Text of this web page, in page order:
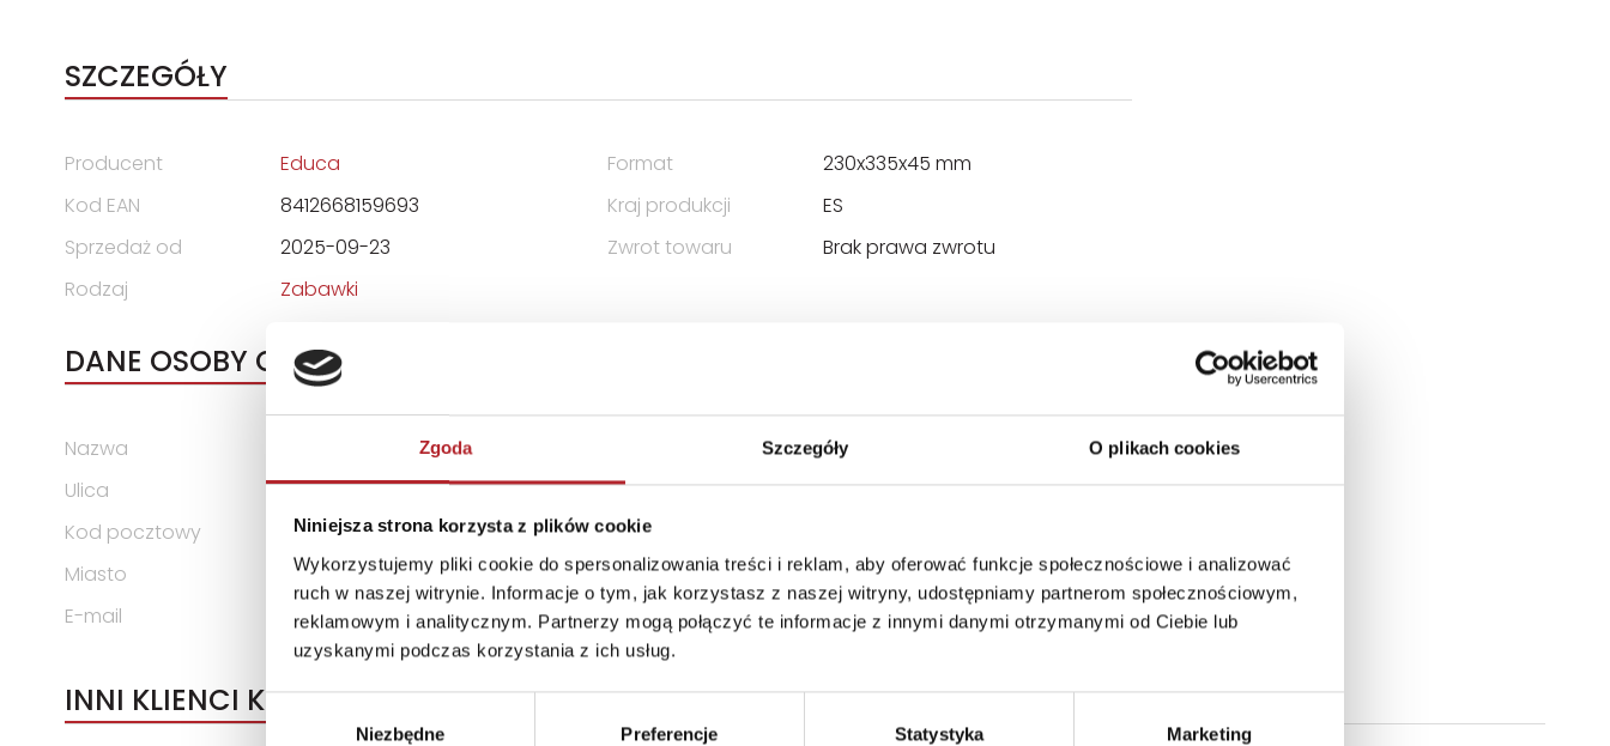
Zgoda Szczegóły O plikach cookies
Niniejsza strona korzysta z plików cookie
Wykorzystujemy pliki cookie do spersonalizowania treści i reklam, aby oferować funkcje społecznościowe i analizować
ruch w naszej witrynie. Informacje o tym, jak korzystasz z naszej witryny, udostępniamy partnerom społecznościowym,
reklamowym i analitycznym. Partnerzy mogą połączyć te informacje z innymi danymi otrzymanymi od Ciebie lub
uzyskanymi podczas korzystania z ich usług.
Niezbędne Preferencje Statystyka Marketing
SZCZEGÓŁY
Producent
Educa
Kod EAN
8412668159693
Sprzedaż od
2025-09-23
Rodzaj
Zabawki
Format
230x335x45 mm
Kraj produkcji
ES
Zwrot towaru
Brak prawa zwrotu
DANE OSOBY ODPOWIEDZIALNEJ
Nazwa
EDUCA BORRAS, S.A.U.
Ulica
C/ OSONA, 1
Kod pocztowy
08192
Miasto
SANT QUIRZE DEL VALLES (BARCELONA)
E-mail
sac.inter@educaborras.com
INNI KLIENCI KUPOWALI